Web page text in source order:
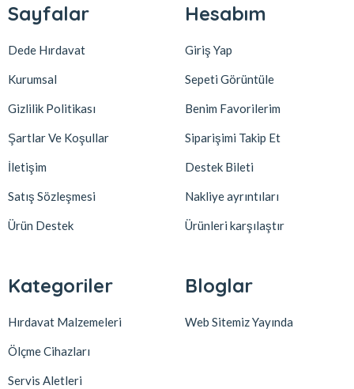
Sayfalar
Dede Hırdavat
Kurumsal
Gizlilik Politikası
Şartlar Ve Koşullar
İletişim
Satış Sözleşmesi
Ürün Destek
Hesabım
Giriş Yap
Sepeti Görüntüle
Benim Favorilerim
Siparişimi Takip Et
Destek Bileti
Nakliye ayrıntıları
Ürünleri karşılaştır
Kategoriler
Hırdavat Malzemeleri
Ölçme Cihazları
Servis Aletleri
Bloglar
Web Sitemiz Yayında